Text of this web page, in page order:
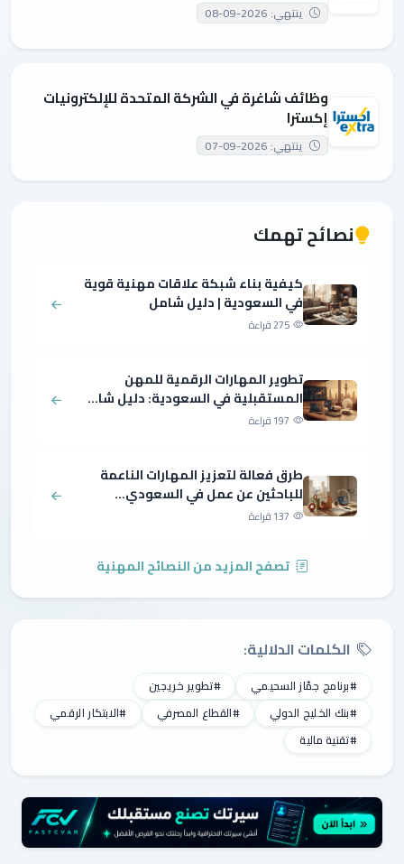
ينتهي: 2026-09-08
وظائف شاغرة في الشركة المتحدة للإلكترونيات
إكسترا
ينتهي: 2026-09-07
نصائح تهمك
كيفية بناء شبكة علاقات مهنية قوية
في السعودية | دليل شامل
275 قراءة
تطوير المهارات الرقمية للمهن
المستقبلية في السعودية: دليل شا...
197 قراءة
طرق فعالة لتعزيز المهارات الناعمة
للباحثين عن عمل في السعودي...
137 قراءة
تصفح المزيد من النصائح المهنية
الكلمات الدلالية:
#برنامج جمّاز السحيمي
#تطوير خريجين
#بنك الخليج الدولي
#القطاع المصرفي
#الابتكار الرقمي
#تقنية مالية